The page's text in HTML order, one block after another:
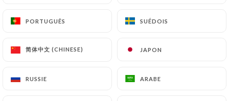
PORTUGUÊS SUÉDOIS
简体中文 (CHINESE) JAPON
RUSSIE ARABE
PORTUGUÊS SUÉDOIS
简体中文 (CHINESE) JAPON
RUSSIE ARABE